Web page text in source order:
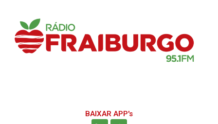
BAIXAR APP's